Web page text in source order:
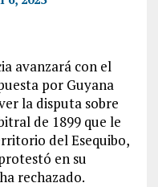
avanzará con el
por Guyana
la disputa sobre
de 1899 que le
del Esequibo,
en su
rechazado.